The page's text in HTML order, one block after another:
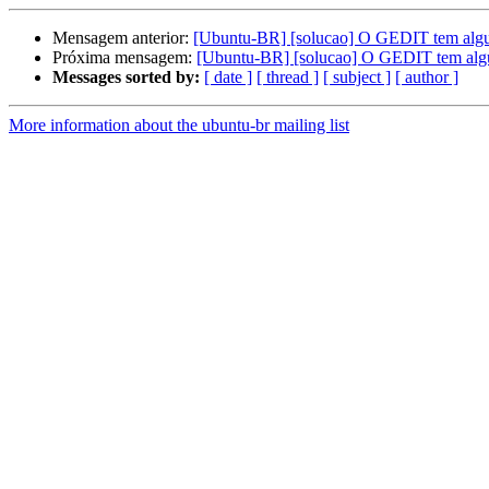
Mensagem anterior: [Ubuntu-BR] [solucao] O GEDIT tem
Próxima mensagem: [Ubuntu-BR] [solucao] O GEDIT tem
Messages sorted by: [ date ] [ thread ] [ subject ] [ author ]
More information about the ubuntu-br mailing list